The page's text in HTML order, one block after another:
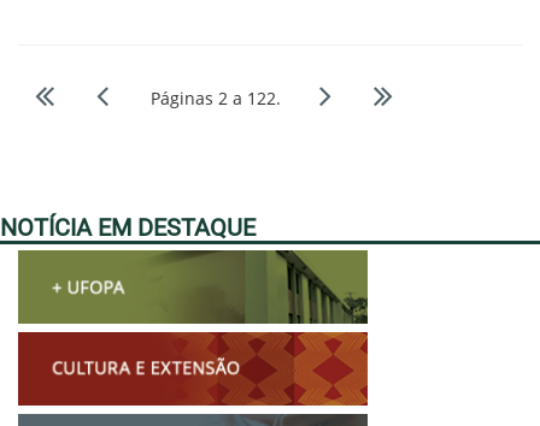
Páginas 2 a 122.
NOTÍCIA EM DESTAQUE